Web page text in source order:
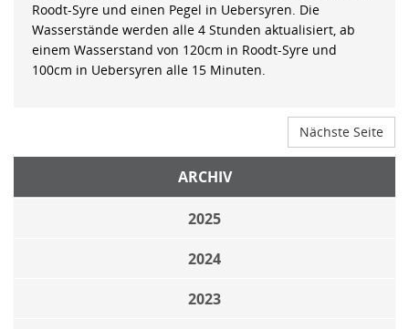
Roodt-Syre und einen Pegel in Uebersyren. Die
Wasserstände werden alle 4 Stunden aktualisiert, ab
einem Wasserstand von 120cm in Roodt-Syre und
100cm in Uebersyren alle 15 Minuten.
Nächste Seite
ARCHIV
2025
2024
2023